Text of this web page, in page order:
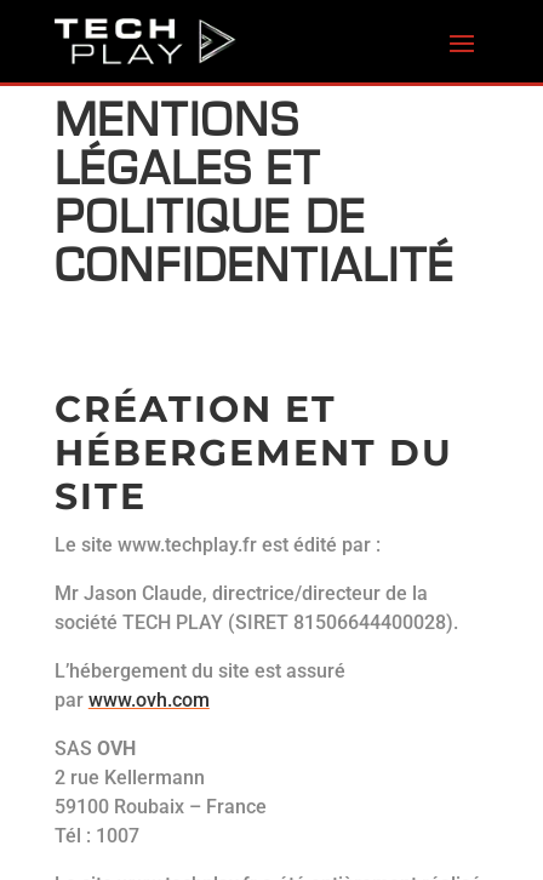
MENTIONS
LÉGALES ET
POLITIQUE DE
CONFIDENTIALITÉ
CRÉATION ET
HÉBERGEMENT DU
SITE
Le site www.techplay.fr est édité par :
Mr Jason Claude, directrice/directeur de la
société TECH PLAY (SIRET 81506644400028).
L’hébergement du site est assuré
par www.ovh.com
SAS OVH
2 rue Kellermann
59100 Roubaix – France
Tél : 1007